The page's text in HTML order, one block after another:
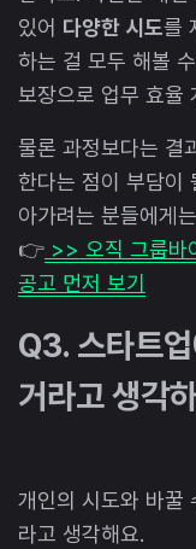
있어 다양한 시도를
하는 걸 모두 해볼
보장으로 업무 효율
물론 과정보다는 결
한다는 점이 부담이
아가려는 분들에게
👉>> 오직 그룹바
공고 먼저 보기
Q3. 스타트
거라고 생각
개인의 시도와 바꿀
라고 생각해요.